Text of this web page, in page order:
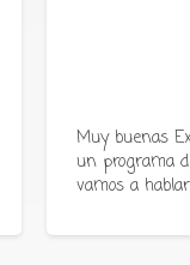
Muy buenas
un programa
vamos a